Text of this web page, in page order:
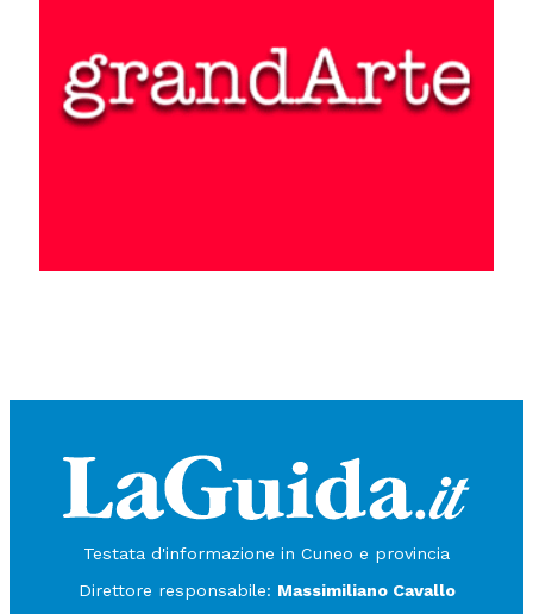
Testata d'informazione in Cuneo e provincia
Direttore responsabile: Massimiliano Cavallo